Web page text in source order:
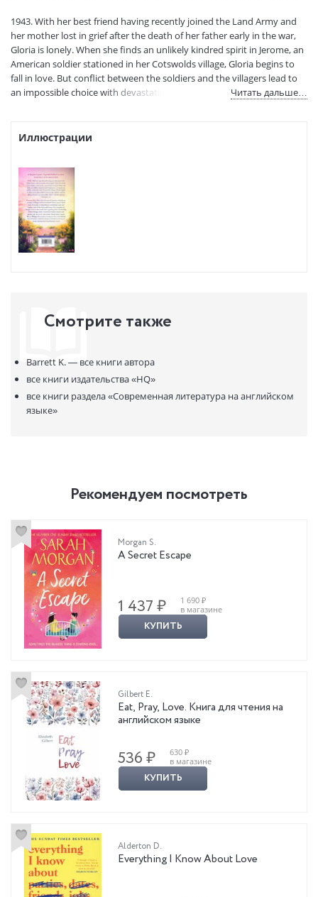
Код товара:
1254822
Артикул:
16182355
ISBN:
978-0-00-860317-5
В продаже с:
12.03.2026
1943. With her best friend having recently joined the Land Army and
her mother lost in grief after the death of her father early in the war,
Gloria is lonely. When she finds an unlikely kindred spirit in Jerome, an
American soldier stationed in her Cotswolds village, Gloria begins to
fall in love. But conflict between the soldiers and the villagers lead to
an impossible choice with devastating consequences.
Philippa and her husband Marco need a fresh start. Focusing on
relationship. When Philippa finds a memorial hidden deep in the
garden, the discovery only pushes them further apart. But as Philippa
determines to uncover the truth behind the memorial, could the
secrets it reveals be the key to finally putting their heartbreak to rest?
Читать дальше…
Иллюстрации
Смотрите также
Barrett K. — все книги автора
все книги издательства«HQ»
все книги раздела«Современная литература на английском
языке»
Рекомендуем посмотреть
Morgan S.
A Secret Escape
1 437 ₽
1 690 ₽
в магазине
КУПИТЬ
Gilbert E.
Eat, Pray, Love. Книга для чтения на
английском языке
536 ₽
630 ₽
в магазине
КУПИТЬ
Alderton D.
Everything I Know About Love